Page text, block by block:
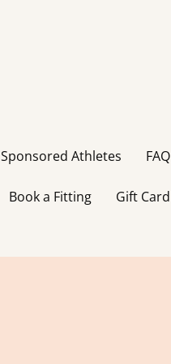
Sponsored Athletes FAQ
Book a Fitting Gift Card